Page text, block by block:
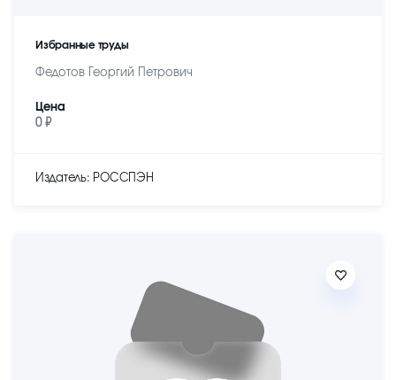
Избранные труды
Федотов Георгий Петрович
Цена
0 ₽
Издатель: РОССПЭН